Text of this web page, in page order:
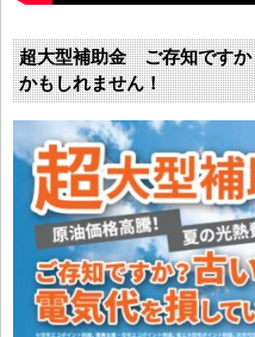
超大型補助金 ご存知ですか
かもしれません！